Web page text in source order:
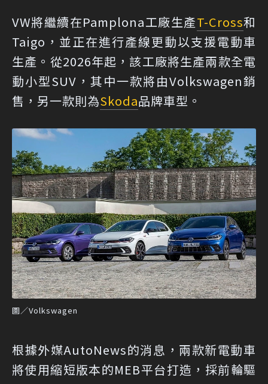
VW將繼續在Pamplona工廠生產T-Cross和
Taigo，並正在進行產線更動以支援電動車
生產。從2026年起，該工廠將生產兩款全電
動小型SUV，其中一款將由Volkswagen銷
售，另一款則為Skoda品牌車型。
圖／Volkswagen
根據外媒AutoNews的消息，兩款新電動車
將使用縮短版本的MEB平台打造，採前輪驅